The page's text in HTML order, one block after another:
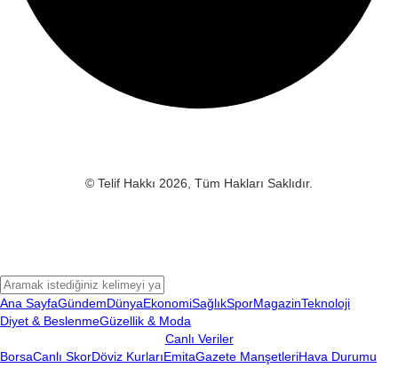
© Telif Hakkı 2026, Tüm Hakları Saklıdır.
Ana SayfaGündemDünyaEkonomiSağlıkSporMagazinTeknoloji
Diyet & BeslenmeGüzellik & Moda
Canlı Veriler
BorsaCanlı SkorDöviz KurlarıEmitaGazete ManşetleriHava Durumu